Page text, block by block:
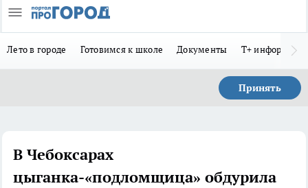
Лето в городе Готовимся к школе Документы Т+
Принять
В Чебоксарах
цыганка-«подломщица» обдурила